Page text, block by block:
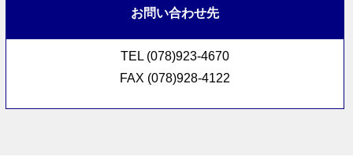
お問い合わせ先
TEL (078)923-4670
FAX (078)928-4122